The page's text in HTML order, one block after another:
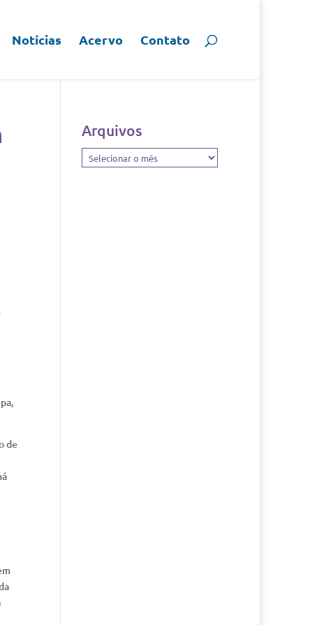
Notícias Acervo Contato
de
Arquivos
Arquivos